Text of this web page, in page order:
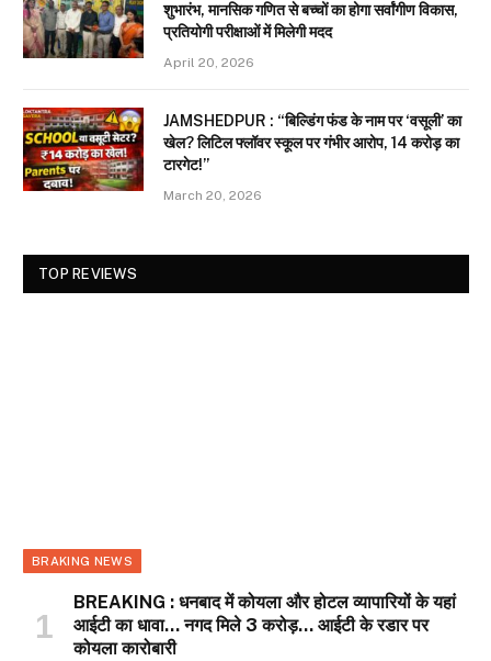
शुभारंभ, मानसिक गणित से बच्चों का होगा सर्वांगीण विकास,
प्रतियोगी परीक्षाओं में मिलेगी मदद
April 20, 2026
JAMSHEDPUR : “बिल्डिंग फंड के नाम पर ‘वसूली’ का
खेल? लिटिल फ्लॉवर स्कूल पर गंभीर आरोप, 14 करोड़ का
टारगेट!”
March 20, 2026
TOP REVIEWS
BRAKING NEWS
BREAKING : धनबाद में कोयला और होटल व्यापारियों के यहां
आईटी का धावा… नगद मिले 3 करोड़… आईटी के रडार पर
कोयला कारोबारी